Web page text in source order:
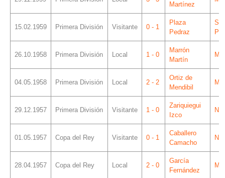
Martínez
15.02.1959 Primera División Visitante 0 - 1
Plaza
Pedraz
26.10.1958 Primera División Local 1 - 0
Marrón
Martín
04.05.1958 Primera División Local 2 - 2
Ortiz de
Mendibil
29.12.1957 Primera División Visitante 1 - 0
Zariquiegui
Izco
01.05.1957 Copa del Rey Visitante 0 - 1
Caballero
Camacho
28.04.1957 Copa del Rey Local 2 - 0
García
Fernández